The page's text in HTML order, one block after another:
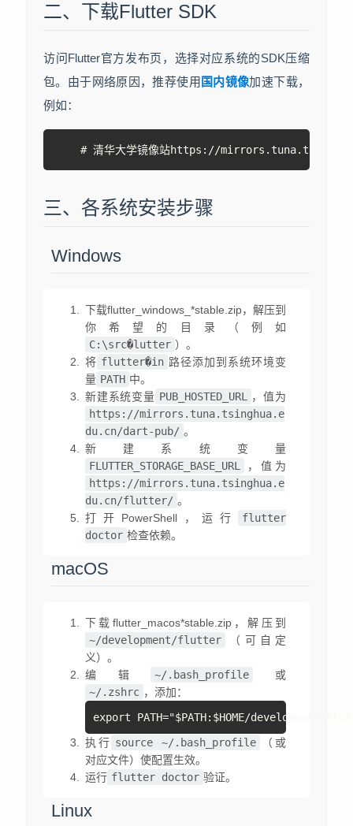
二、下载Flutter SDK
访问Flutter官方发布页，选择对应系统的SDK压缩
包。由于网络原因，推荐使用 国内镜像加速下载，
例如：
# 清华大学镜像站https://
三、各系统安装步骤
Windows
下载flutter_windows_*stable.zip，解压到
你希望的目录（例如
C:\src�lutter ）。
将 flutter�in 路径添加到系统环境变
量 PATH 中。
新建系统变量 PUB_HOSTED_URL
，值为
https://mirrors.tuna.tsinghua.e
du.cn/dart-pub/ 。
新建系统变量
FLUTTER_STORAGE_BASE_URL
，值为
https://mirrors.tuna.tsinghua.e
du.cn/flutter/ 。
打开PowerShell，运行
flutter
doctor 检查依赖。
macOS
下载flutter_macos*stable.zip，解压到
~/development/flutter
（可自定
义）。
编辑
~/.bash_profile
或
~/.zshrc ，添加：
export PATH="$PATH:$HOME/
执行 source ~/.bash_profile
（或
对应文件）使配置生效。
运行 flutter doctor 验证。
Linux